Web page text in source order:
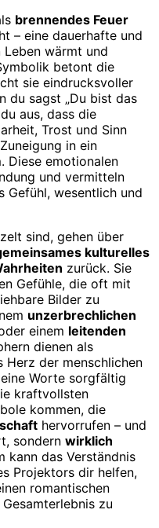
brennendes Feuer
– eine dauerhafte und
wärmt und
betont die
sie eindrucksvoller
du sagst „Du bist das
aus, dass die
Trost und Sinn
in ein
Diese emotionalen
und vermitteln
Gefühl, wesentlich und
sind, gehen über
kulturelles
zurück. Sie
Gefühle, die oft mit
Bilder zu
unzerbrechlichen
einem leitenden
dienen als
Herz der menschlichen
Worte sorgfältig
kraftvollsten
kommen, die
hervorrufen – und
sondern wirklich
kann das Verständnis
Projektors dir helfen,
romantischen
zu